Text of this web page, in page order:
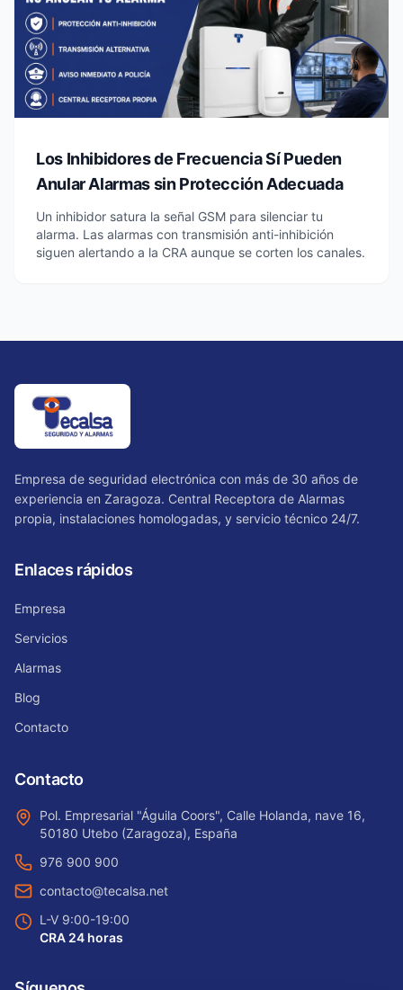
Los Inhibidores de Frecuencia Sí Pueden
Anular Alarmas sin Protección Adecuada
Un inhibidor satura la señal GSM para silenciar tu
alarma. Las alarmas con transmisión anti-inhibición
siguen alertando a la CRA aunque se corten los canales.
Empresa de seguridad electrónica con más de 30 años de
experiencia en Zaragoza. Central Receptora de Alarmas
propia, instalaciones homologadas, y servicio técnico 24/7.
Enlaces rápidos
Empresa
Servicios
Alarmas
Blog
Contacto
Contacto
Pol. Empresarial "Águila Coors", Calle Holanda, nave 16,
50180 Utebo (Zaragoza), España
976 900 900
contacto@tecalsa.net
L-V 9:00-19:00
CRA 24 horas